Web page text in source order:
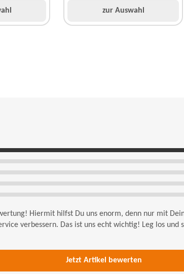
zur Auswahl
Hiermit hilfst Du uns enorm, denn nur mit
verbessern. Das ist uns echt wichtig! Leg los